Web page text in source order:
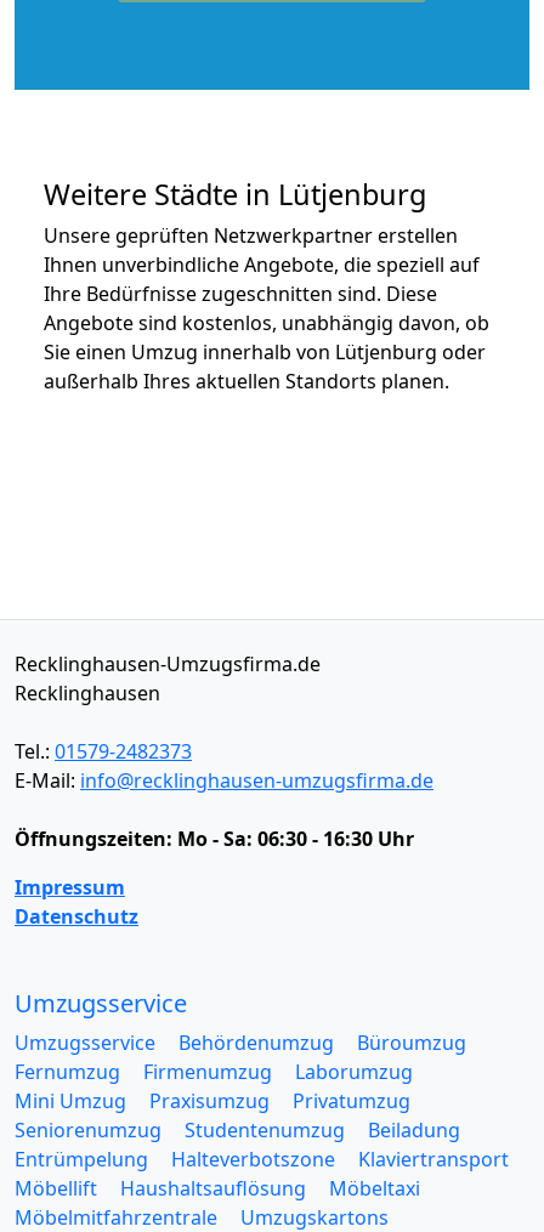
Weitere Städte in Lütjenburg
Unsere geprüften Netzwerkpartner erstellen
Ihnen unverbindliche Angebote, die speziell auf
Ihre Bedürfnisse zugeschnitten sind. Diese
Angebote sind kostenlos, unabhängig davon, ob
Sie einen Umzug innerhalb von Lütjenburg oder
außerhalb Ihres aktuellen Standorts planen.
Recklinghausen-Umzugsfirma.de
Recklinghausen
Tel.: 01579-2482373
E-Mail: info@recklinghausen-umzugsfirma.de
Öffnungszeiten: Mo - Sa: 06:30 - 16:30 Uhr
Impressum
Datenschutz
Umzugsservice
Umzugsservice Behördenumzug
Büroumzug
Fernumzug
Firmenumzug
Laborumzug
Mini Umzug
Praxisumzug
Privatumzug
Seniorenumzug
Studentenumzug
Beiladung
Entrümpelung
Halteverbotszone
Klaviertransport
Möbellift
Haushaltsauflösung
Möbeltaxi
Möbelmitfahrzentrale
Umzugskartons